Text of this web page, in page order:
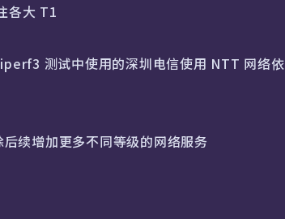
各大 T1
测试中使用的深圳电信使用 NTT 网络依
续增加更多不同等级的网络服务